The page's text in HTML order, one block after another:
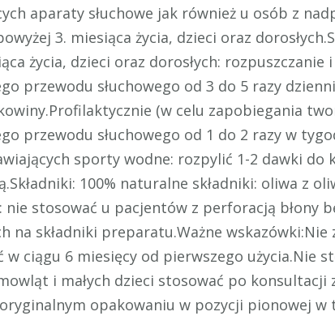
aparaty słuchowe jak również u osób z
3. miesiąca życia, dzieci oraz
życia, dzieci oraz dorosłych: rozpuszczanie
przewodu słuchowego od 3 do 5 razy
(w celu zapobiegania
przewodu słuchowego od 1 do 2 razy w
sporty wodne: rozpylić 1-2 dawki do
100% naturalne składniki: oliwa z
nie stosować u pacjentów z perforacją błony
na składniki preparatu.Ważne wskazówki:Nie
w ciągu 6 miesięcy od pierwszego użycia.Nie
i małych dzieci stosować po konsultacji
opakowaniu w pozycji pionowej